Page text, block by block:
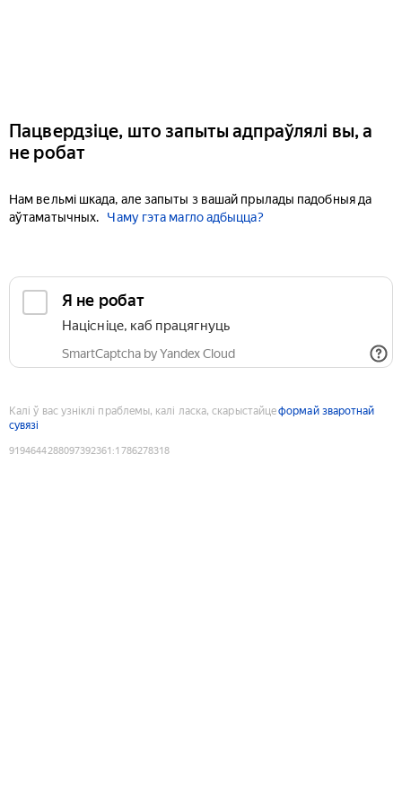
Пацвердзіце, што запыты адпраўлялі вы, а
не робат
Нам вельмі шкада, але запыты з вашай прылады падобныя да
аўтаматычных.
Чаму гэта магло адбыцца?
Я не робат
Націсніце, каб працягнуць
SmartCaptcha by Yandex Cloud
Калі ў вас узніклі праблемы, калі ласка, скарыстайцеформай зваротнай
сувязі
9194644288097392361 :1786278318